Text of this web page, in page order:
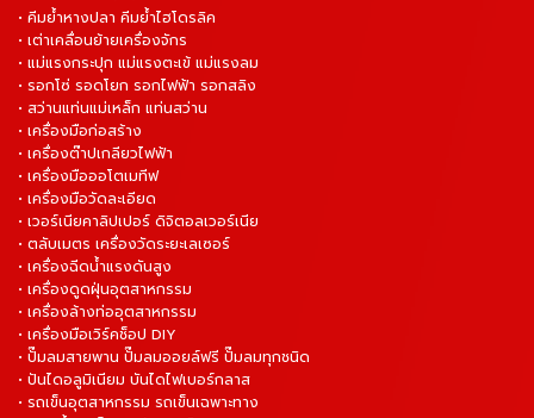
• คีมย้ำหางปลา คีมย้ำไฮโดรลิค
• เต่าเคลื่อนย้ายเครื่องจักร
• แม่แรงกระปุก แม่แรงตะเข้ แม่แรงลม
• รอกโซ่ รอดโยก รอกไฟฟ้า รอกสลิง
• สว่านแท่นแม่เหล็ก แท่นสว่าน
• เครื่องมือก่อสร้าง
• เครื่องต๊าปเกลียวไฟฟ้า
• เครื่องมือออโตเมทีฟ
• เครื่องมือวัดละเอียด
• เวอร์เนียคาลิปเปอร์ ดิจิตอลเวอร์เนีย
• ตลับเมตร เครื่องวัดระยะเลเซอร์
• เครื่องฉีดน้ำแรงดันสูง
• เครื่องดูดฝุ่นอุตสาหกรรม
• เครื่องล้างท่ออุตสาหกรรม
• เครื่องมือเวิร์คช็อป DIY
• ปั๊มลมสายพาน ปั๊มลมออยล์ฟรี ปั๊มลมทุกชนิด
• ปันไดอลูมิเนียม บันไดไฟเบอร์กลาส
• รถเข็นอุตสาหกรรม รถเข็นเฉพาะทาง